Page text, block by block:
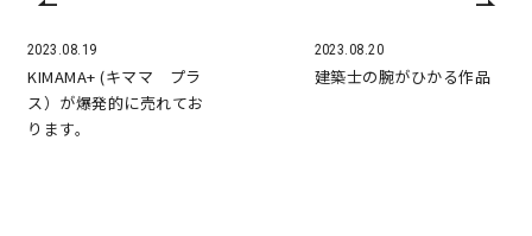
2023.08.19
KIMAMA+ (キママ プラ
ス）が爆発的に売れてお
ります。
2023.08.20
建築士の腕がひかる作品